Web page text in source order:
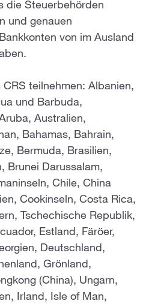
die Steuerbehörden
und genauen
von im Ausland
teilnehmen: Albanien,
und Barbuda,
Australien,
Bahamas, Bahrain,
Bermuda, Brasilien,
Brunei Darussalam,
Chile, China
Cookinseln, Costa Rica,
Tschechische Republik,
Estland, Färöer,
Deutschland,
Grönland,
(China), Ungarn,
Irland, Isle of Man,